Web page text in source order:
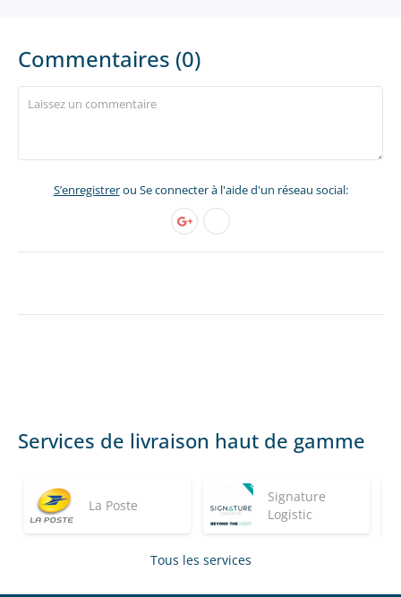
Commentaires (0)
S’enregistrerou Se connecter à l'aide d'un réseau social:
Services de livraison haut de gamme
La Poste
Signature
Logistic
Tous les services